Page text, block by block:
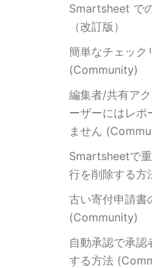
Smartsheet で
（改訂版）
簡単なチェック
(Community)
編集者/共有ア
ーザーにはレポ
ません
Smartsheetで
行を削除する
古い寄付申請書
(Community)
自動承認で承認
する方法